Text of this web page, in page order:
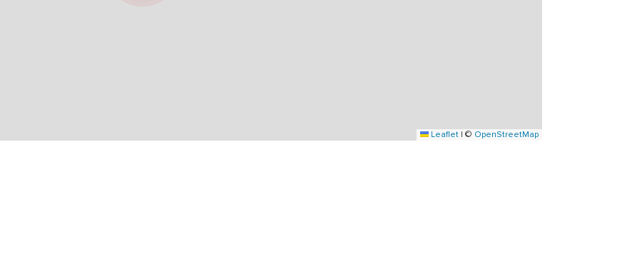
Leaflet | © OpenStreetMap